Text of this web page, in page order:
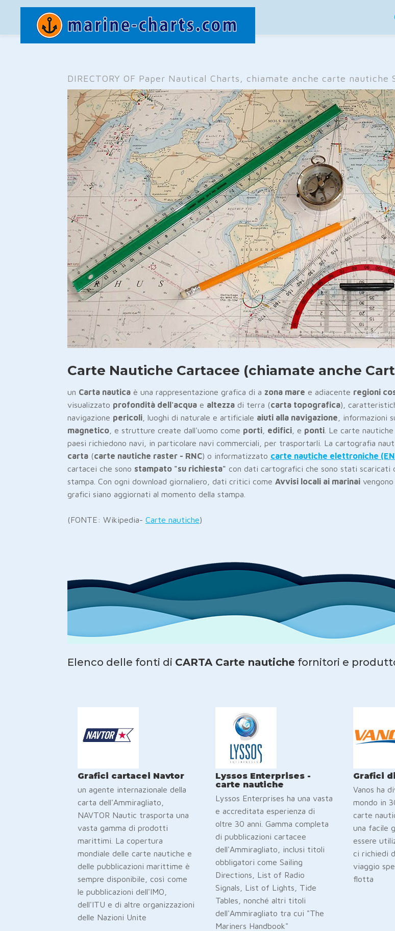
DIRECTORY OF Paper Nautical Charts, chiamate anche carte nautiche
Carte Nautiche Cartacee (chiamate anche
un Carta nautica è una rappresentazione grafica di a zona mare e adiacente regioni
visualizzato profondità dell'acqua e altezza di terra (carta topografica),
navigazione pericoli , luoghi di naturale e artificiale aiuti alla navigazione , informazioni
magnetico , e strutture create dall'uomo come porti edifici , e ponti . Le carte
paesi richiedono navi, in particolare navi commerciali, per trasportarli. La cartografia
carta (carte nautiche raster - RNC) o informatizzato carte nautiche elettroniche
cartacei che sono stampato "su richiesta" con dati cartografici che sono stati scaricati
stampa. Con ogni download giornaliero, dati critici come Avvisi locali ai marinai
grafici siano aggiornati al momento della stampa.
(FONTE: Wikipedia- Carte nautiche)
Elenco delle fonti di CARTA Carte nautiche fornitori e
Grafici cartacei Navtor
un agente internazionale della
carta dell'Ammiragliato,
NAVTOR Nautic trasporta una
vasta gamma di prodotti
marittimi. La copertura
mondiale delle carte nautiche e
delle pubblicazioni marittime è
sempre disponibile, così come
le pubblicazioni dell'IMO,
dell'ITU e di altre organizzazioni
delle Nazioni Unite
Lyssos Enterprises -
carte nautiche
Lyssos Enterprises ha una vasta
e accreditata esperienza di
oltre 30 anni. Gamma completa
di pubblicazioni cartacee
dell'Ammiragliato, inclusi titoli
obbligatori come Sailing
Directions, List of Radio
Signals, List of Lights, Tide
Tables, nonché altri titoli
dell'Ammiragliato tra cui "The
Mariners Handbook"
Grafici
Vanos ha
mondo in
carte
una facile
essere
ci richiedi
viaggio
flotta